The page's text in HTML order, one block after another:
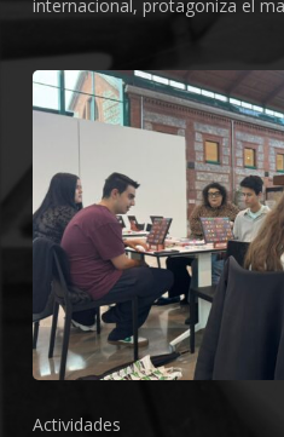
internacional, protagoniza el
Actividades